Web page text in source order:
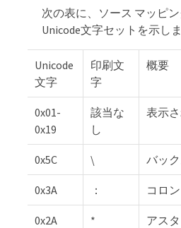
次の表に、ソース マッピ
Unicode文字セットを示しま
Unicode
文字
印刷文
字
概要
0x01-
0x19
該当な
し
表示
0x5C \ バッ
0x3A ： コロン
0x2A * アス